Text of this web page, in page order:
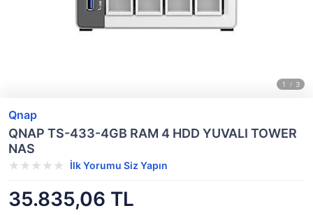
Qnap
QNAP TS-433-4GB RAM 4 HDD YUVALI TOWER
NAS
İlk Yorumu Siz Yapın
35.835,06 TL